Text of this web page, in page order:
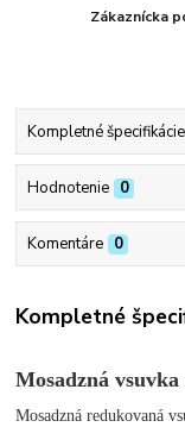
Zákaznícka
Kompletné špecifikácie
Hodnotenie 0
Komentáre 0
Kompletné
Mosadzná
Mosadzná redukovaná